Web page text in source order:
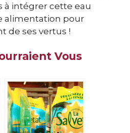
à intégrer cette eau
alimentation pour
de ses vertus !
Vous